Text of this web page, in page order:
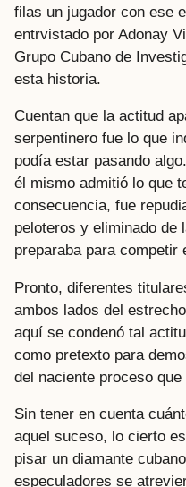
filas un jugador con ese
entrvistado por Adonay
Grupo Cubano de
esta historia.
Cuentan que la actitud
serpentinero fue lo que
podía estar pasando
él mismo admitió lo que
consecuencia, fue
peloteros y eliminado de
preparaba para competir
Pronto, diferentes
ambos lados del
aquí se condenó tal
como pretexto para
del naciente proceso
Sin tener en cuenta
aquel suceso, lo cierto
pisar un diamante
especuladores se